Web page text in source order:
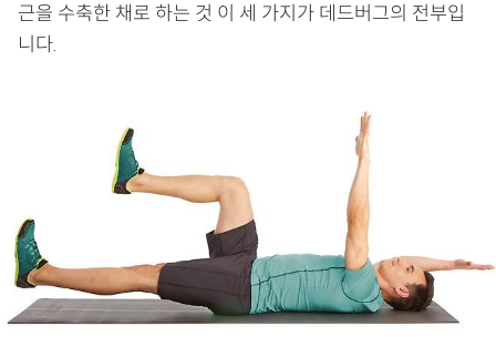
근을 수축한 채로 하는 것 이 세 가지가 데드버그의 전부입
니다.